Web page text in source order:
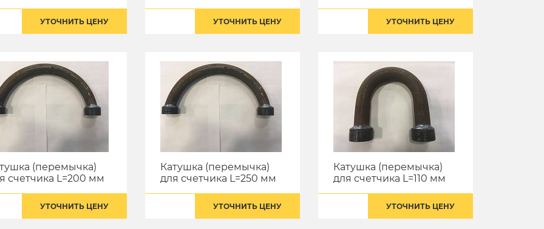
УТОЧНИТЬ ЦЕНУ УТОЧНИТЬ ЦЕНУ УТОЧНИТЬ ЦЕНУ
(перемычка)
счетчика L=200 мм
УТОЧНИТЬ ЦЕНУ
Катушка (перемычка)
для счетчика L=250 мм
УТОЧНИТЬ ЦЕНУ
Катушка (перемычка)
для счетчика L=110 мм
УТОЧНИТЬ ЦЕНУ